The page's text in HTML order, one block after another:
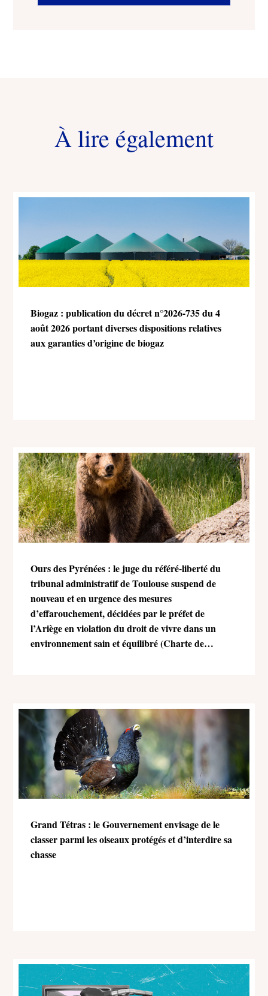
À lire également
Biogaz : publication du décret n°2026-735 du 4
août 2026 portant diverses dispositions relatives
aux garanties d’origine de biogaz
Ours des Pyrénées : le juge du référé-liberté du
tribunal administratif de Toulouse suspend de
nouveau et en urgence des mesures
d’effarouchement, décidées par le préfet de
l’Ariège en violation du droit de vivre dans un
environnement sain et équilibré (Charte de
Grand Tétras : le Gouvernement envisage de le
classer parmi les oiseaux protégés et d’interdire sa
chasse